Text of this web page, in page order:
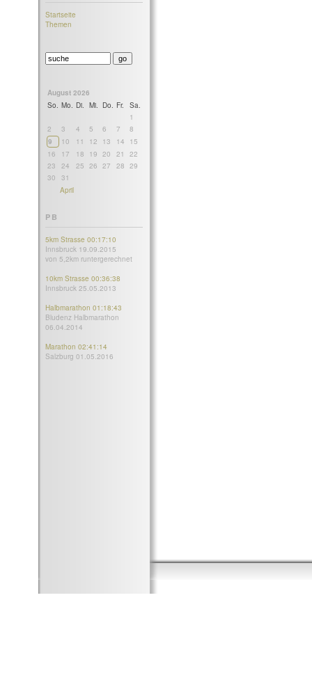
Startseite
Themen
August 2026
So. Mo. Di. Mi. Do. Fr.
Sa.
1
2
3 4 5 6 7
8
9
10 11 12 13 14
15
16
17 18 19 20 21
22
23
24 25 26 27 28 29
30
31
April
PB
5km Strasse 00:17:10
Innsbruck 19.09.2015
von 5,2km runtergerechnet
10km Strasse 00:36:38
Innsbruck 25.05.2013
Halbmarathon 01:18:43
Bludenz Halbmarathon
06.04.2014
Marathon 02:41:14
Salzburg 01.05.2016